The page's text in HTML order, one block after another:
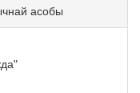
асобы